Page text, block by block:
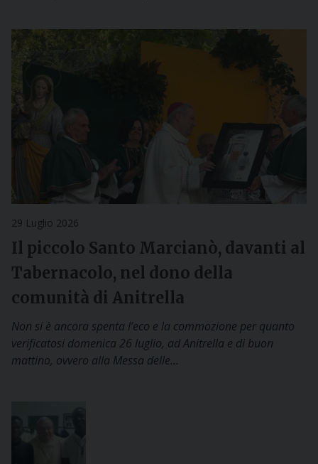
29 Luglio 2026
Il piccolo Santo Marcianò, davanti al
Tabernacolo, nel dono della
comunità di Anitrella
Non si è ancora spenta l’eco e la commozione per quanto
verificatosi domenica 26 luglio, ad Anitrella e di buon
mattino, ovvero alla Messa delle…